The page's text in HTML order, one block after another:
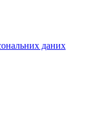
даних